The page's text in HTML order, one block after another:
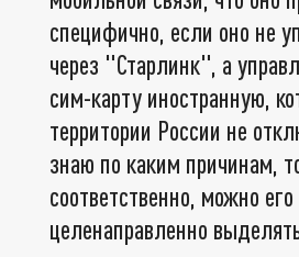
специфично, если оно не
через "Старлинк", а
сим-карту иностранную,
территории России не
знаю по каким причинам,
соответственно, можно его
целенаправленно